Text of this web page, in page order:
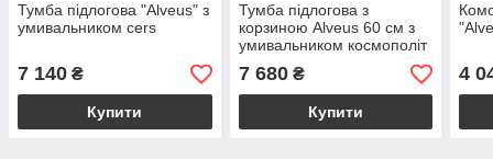
Тумба підлогова "Alveus" з
умивальником cers
7 140 ₴
Купити
Тумба підлогова з
корзиною Alveus 60 см з
умивальником космополіт
7 680₴
Купити
4